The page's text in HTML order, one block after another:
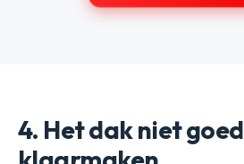
4. Het dak niet goed